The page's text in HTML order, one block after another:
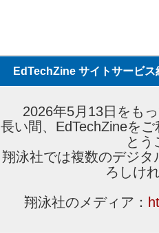
EdTechZine サイトサービス
2026年5月13日をも
長い間、EdTechZineを
とう
翔泳社では複数のデジ
ろしけ
翔泳社のメディア：